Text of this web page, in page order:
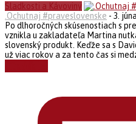
Sladkosti a Kávoviny
.Ochutnaj #praveslovenske - 3.
Po dlhoročných skúsenostiach s
vznikla u zakladateľa Martina
slovenský produkt. Keďže sa s
už viac rokov a za tento čas si